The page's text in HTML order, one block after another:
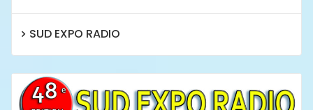
SUD EXPO RADIO